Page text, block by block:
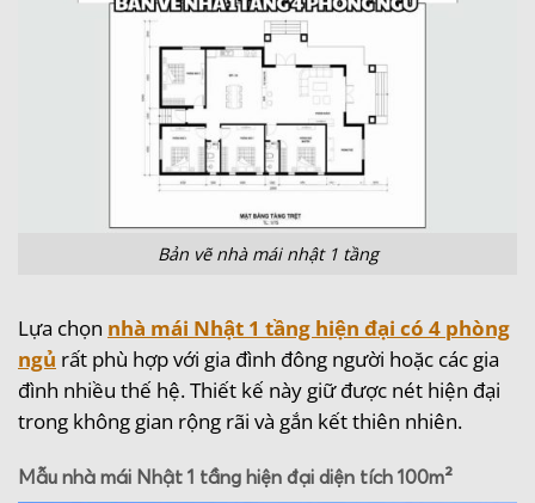
Bản vẽ nhà mái nhật 1 tầng
Lựa chọn nhà mái Nhật 1 tầng hiện đại có 4 phòng
ngủ rất phù hợp với gia đình đông người hoặc các gia
đình nhiều thế hệ. Thiết kế này giữ được nét hiện đại
trong không gian rộng rãi và gắn kết thiên nhiên.
Mẫu nhà mái Nhật 1 tầng hiện đại diện tích 100m²